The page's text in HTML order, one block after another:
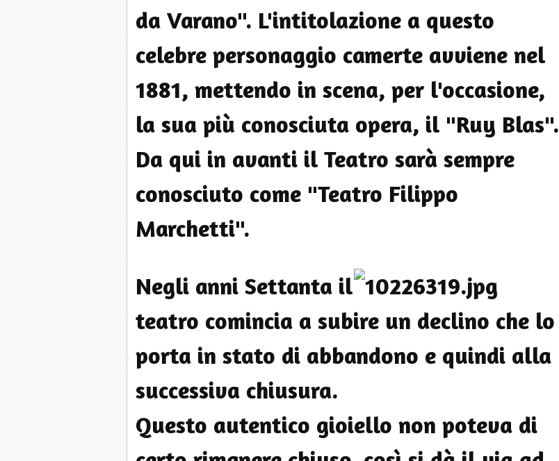
da Varano". L'intitolazione a questo
celebre personaggio camerte avviene nel
1881, mettendo in scena, per l'occasione,
la sua più conosciuta opera, il "Ruy Blas".
Da qui in avanti il Teatro sarà sempre
conosciuto come "Teatro Filippo
Marchetti".
Negli anni Settanta il
teatro comincia a subire un declino che lo
porta in stato di abbandono e quindi alla
successiva chiusura.
Questo autentico gioiello non poteva di